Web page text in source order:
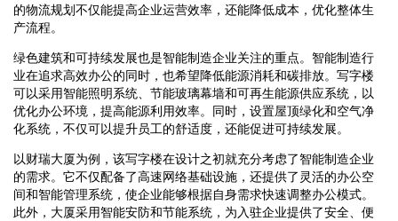
的物流规划不仅能提高企业运营效率，还能降低成本，优化整体生
产流程。
绿色建筑和可持续发展也是智能制造企业关注的重点。智能制造行
业在追求高效办公的同时，也希望降低能源消耗和碳排放。写字楼
可以采用智能照明系统、节能玻璃幕墙和可再生能源供应系统，以
优化办公环境，提高能源利用效率。同时，设置屋顶绿化和空气净
化系统，不仅可以提升员工的舒适度，还能促进可持续发展。
以财瑞大厦为例，该写字楼在设计之初就充分考虑了智能制造企业
的需求。它不仅配备了高速网络基础设施，还提供了灵活的办公空
间和智能管理系统，使企业能够根据自身需求快速调整办公模式。
此外，大厦采用智能安防和节能系统，为入驻企业提供了安全、便